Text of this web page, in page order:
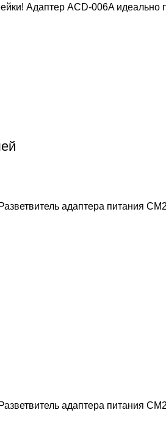
Адаптер ACD-006A
адаптера питания
адаптера питания